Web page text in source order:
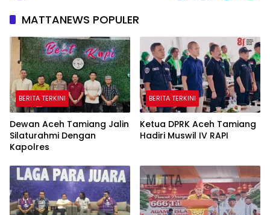
MATTANEWS POPULER
BERITA TERKINI
Dewan Aceh Tamiang Jalin
Silaturahmi Dengan
Kapolres
BERITA TERKINI
Ketua DPRK Aceh Tamiang
Hadiri Muswil IV RAPI